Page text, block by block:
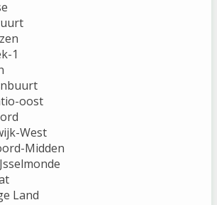
1
oost
West
Midden
Land